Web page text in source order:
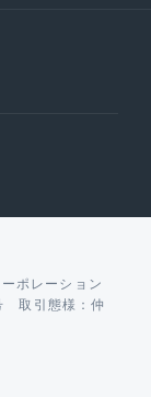
ポレーション
取引態様：仲